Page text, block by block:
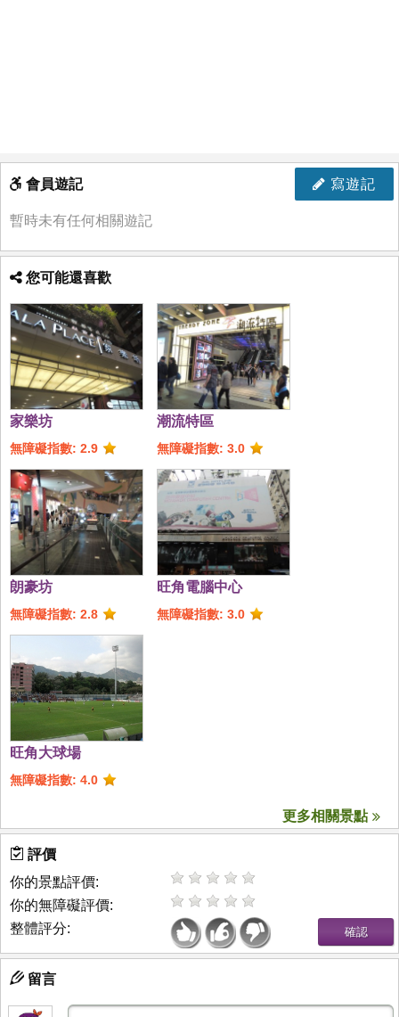
寫遊記
會員遊記
暫時未有任何相關遊記
您可能還喜歡
家樂坊
無障礙指數: 2.9
潮流特區
無障礙指數: 3.0
朗豪坊
無障礙指數: 2.8
旺角電腦中心
無障礙指數: 3.0
旺角大球場
無障礙指數: 4.0
更多相關景點
評價
你的景點評價:
你的無障礙評價:
整體評分:
留言